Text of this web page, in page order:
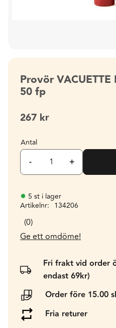
Provör
50 fp
267 kr
Antal
+
-
5 st i lager
Artikelnr
134206
0
Ge ett omdöme!
Fri frakt vid order
endast 69kr)
Order före 15.00
Fria returer